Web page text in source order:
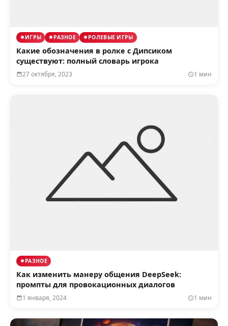
ИГРЫ РАЗНОЕ РОЛЕВЫЕ ИГРЫ
Какие обозначения в ролке с Дипсиком
существуют: полный словарь игрока
27 октября, 2023 1 мин
РАЗНОЕ
Как изменить манеру общения DeepSeek:
промпты для провокационных диалогов
1 января, 2024 1 мин